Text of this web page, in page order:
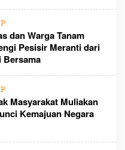
dan Warga Tanam
Pesisir Meranti dari
Bersama
Masyarakat Muliakan
Kemajuan Negara